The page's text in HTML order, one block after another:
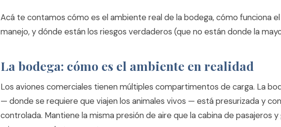
Acá te contamos cómo es el ambiente real de la bodega, cómo funciona
manejo, y dónde están los riesgos verdaderos (que no están donde la
La bodega: cómo es el ambiente en realidad
Los aviones comerciales tienen múltiples compartimentos de carga. La
— donde se requiere que viajen los animales vivos — está presurizada y
controlada. Mantiene la misma presión de aire que la cabina de pasajeros